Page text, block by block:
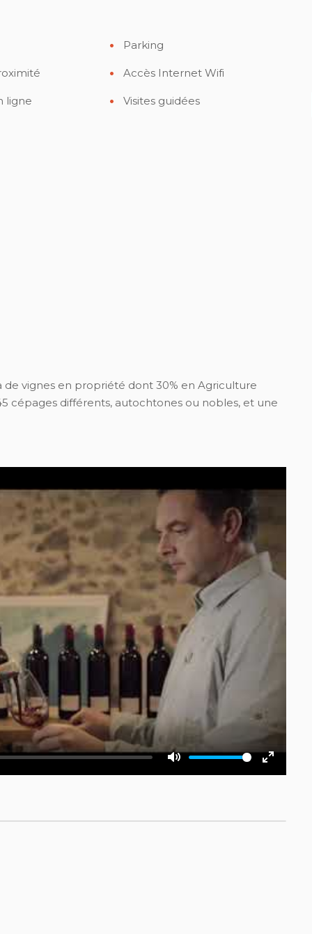
Parking
Accès Internet Wifi
ligne Visites guidées
vignes en propriété dont 30% en Agriculture
différents, autochtones ou nobles, et une
Mute
Enter